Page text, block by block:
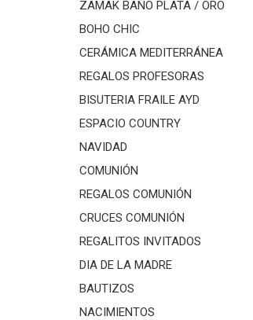
ZAMAK BAÑO PLATA / ORO
BOHO CHIC
CERÁMICA MEDITERRÁNEA
REGALOS PROFESORAS
BISUTERIA FRAILE AYD
ESPACIO COUNTRY
NAVIDAD
COMUNIÓN
REGALOS COMUNIÓN
CRUCES COMUNIÓN
REGALITOS INVITADOS
DIA DE LA MADRE
BAUTIZOS
NACIMIENTOS